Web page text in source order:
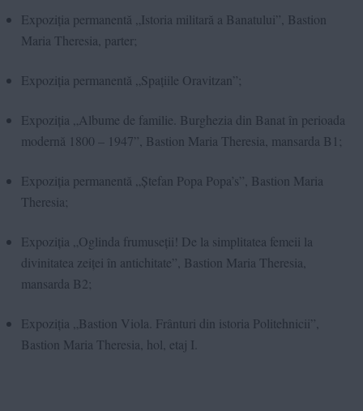
Expoziția permanentă „Istoria militară a Banatului”, Bastion
Maria Theresia, parter;
Expoziția permanentă „Spațiile Oravitzan”;
Expoziția „Albume de familie. Burghezia din Banat în perioada
modernă 1800 – 1947”, Bastion Maria Theresia, mansarda B1;
Expoziția permanentă „Ștefan Popa Popa’s”, Bastion Maria
Theresia;
Expoziția „Oglinda frumuseții! De la simplitatea femeii la
divinitatea zeiței în antichitate”, Bastion Maria Theresia,
mansarda B2;
Expoziția „Bastion Viola. Frânturi din istoria Politehnicii”,
Bastion Maria Theresia, hol, etaj I.